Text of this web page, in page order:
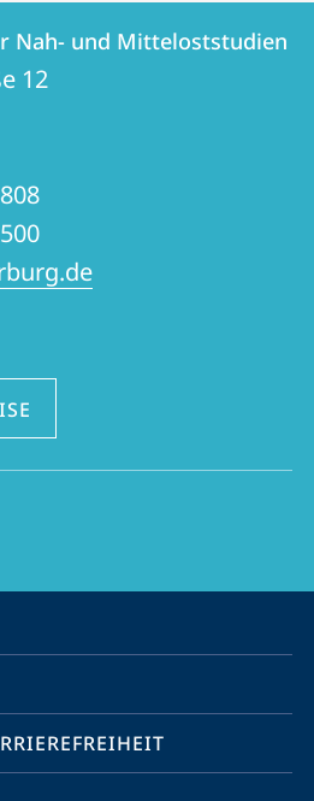
Nah- und Mitteloststudien
12